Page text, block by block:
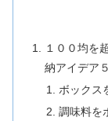
１００均を
納アイデア
ボックス
調味料を